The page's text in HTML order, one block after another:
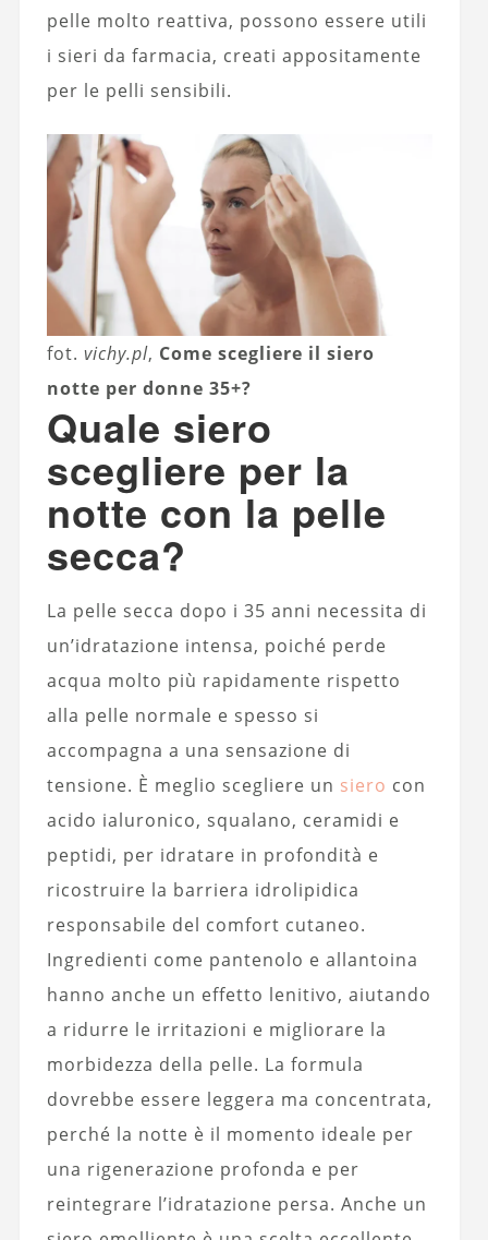
pelle molto reattiva, possono essere utili
i sieri da farmacia, creati appositamente
per le pelli sensibili.
fot. vichy.pl, Come scegliere il siero
notte per donne 35+?
Quale siero
scegliere per la
notte con la pelle
secca?
La pelle secca dopo i 35 anni necessita di
un’idratazione intensa, poiché perde
acqua molto più rapidamente rispetto
alla pelle normale e spesso si
accompagna a una sensazione di
tensione. È meglio scegliere un siero con
acido ialuronico, squalano, ceramidi e
peptidi, per idratare in profondità e
ricostruire la barriera idrolipidica
responsabile del comfort cutaneo.
Ingredienti come pantenolo e allantoina
hanno anche un effetto lenitivo, aiutando
a ridurre le irritazioni e migliorare la
morbidezza della pelle. La formula
dovrebbe essere leggera ma concentrata,
perché la notte è il momento ideale per
una rigenerazione profonda e per
reintegrare l’idratazione persa. Anche un